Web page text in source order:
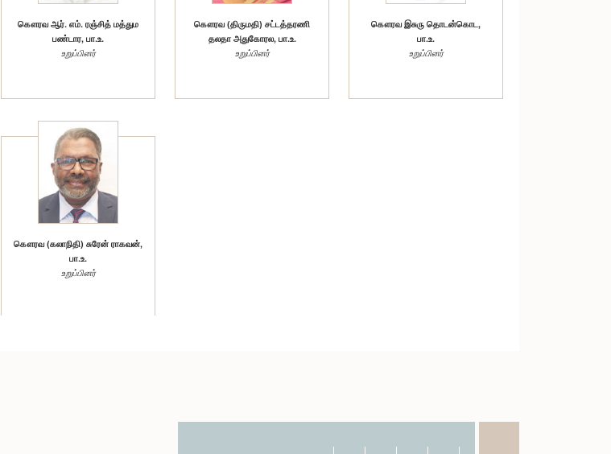
கௌரவ ஆர். எம். ரஞ்சித் மத்தும
பண்டார, பா.உ.
உறுப்பினர்
கௌரவ (திருமதி) சட்டத்தரணி
தலதா அதுகோரல, பா.உ.
உறுப்பினர்
கௌரவ இசுரு தொடன்கொட,
பா.உ.
உறுப்பினர்
கௌரவ (கலாநிதி) சுரேன் ராகவன்,
பா.உ.
உறுப்பினர்